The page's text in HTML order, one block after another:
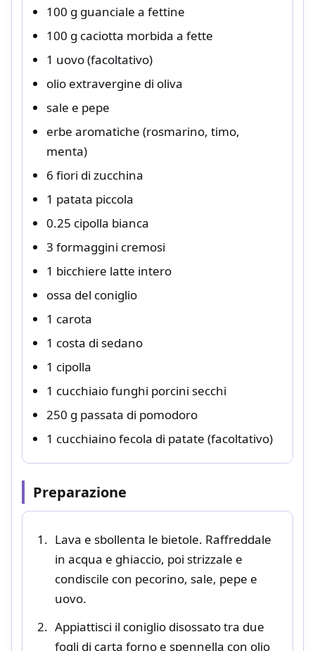
100 g guanciale a fettine
100 g caciotta morbida a fette
1 uovo (facoltativo)
olio extravergine di oliva
sale e pepe
erbe aromatiche (rosmarino, timo,
menta)
6 fiori di zucchina
1 patata piccola
0.25 cipolla bianca
3 formaggini cremosi
1 bicchiere latte intero
ossa del coniglio
1 carota
1 costa di sedano
1 cipolla
1 cucchiaio funghi porcini secchi
250 g passata di pomodoro
1 cucchiaino fecola di patate (facoltativo)
Preparazione
Lava e sbollenta le bietole. Raffreddale
in acqua e ghiaccio, poi strizzale e
condiscile con pecorino, sale, pepe e
uovo.
Appiattisci il coniglio disossato tra due
fogli di carta forno e spennella con olio